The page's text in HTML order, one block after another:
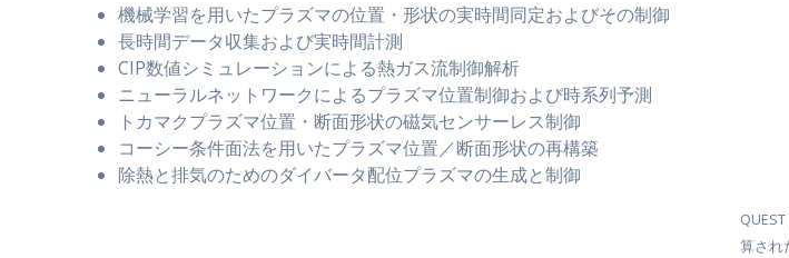
機械学習を用いたプラズマの位置・形状の実時間同定およびその制御
長時間データ収集および実時間計測
CIP数値シミュレーションによる熱ガス流制御解析
ニューラルネットワークによるプラズマ位置制御および時系列予測
トカマクプラズマ位置・断面形状の磁気センサーレス制御
コーシー条件面法を用いたプラズマ位置／断面形状の再構築
除熱と排気のためのダイバータ配位プラズマの生成と制御
算され